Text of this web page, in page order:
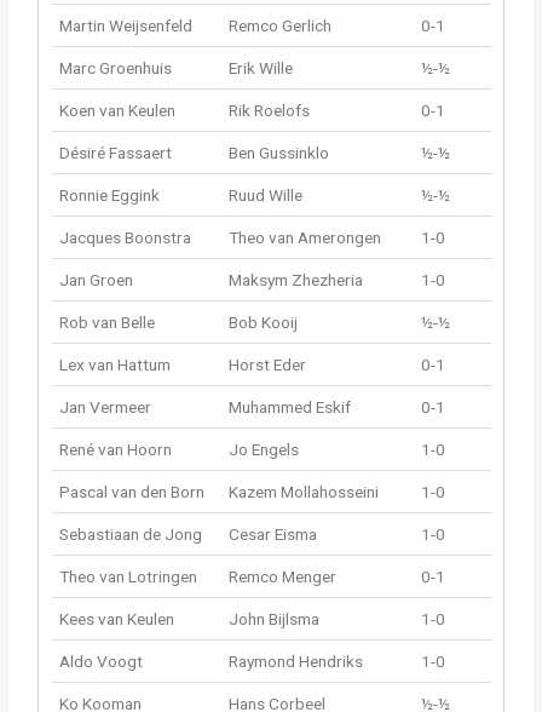
Martin Weijsenfeld Remco Gerlich 0-1
Marc Groenhuis Erik Wille ½-½
Koen van Keulen Rik Roelofs 0-1
Désiré Fassaert Ben Gussinklo ½-½
Ronnie Eggink Ruud Wille ½-½
Jacques Boonstra Theo van Amerongen 1-0
Jan Groen Maksym Zhezheria 1-0
Rob van Belle Bob Kooij ½-½
Lex van Hattum Horst Eder 0-1
Jan Vermeer Muhammed Eskif 0-1
René van Hoorn Jo Engels 1-0
Pascal van den Born Kazem Mollahosseini 1-0
Sebastiaan de Jong Cesar Eisma 1-0
Theo van Lotringen Remco Menger 0-1
Kees van Keulen John Bijlsma 1-0
Aldo Voogt Raymond Hendriks 1-0
Ko Kooman Hans Corbeel ½-½